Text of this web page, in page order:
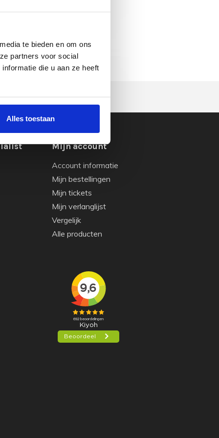
te bieden en om ons
partners voor social
die u aan ze heeft
Alles toestaan
Mijn account
Account informatie
Mijn bestellingen
Mijn tickets
Mijn verlanglijst
Vergelijk
Alle producten